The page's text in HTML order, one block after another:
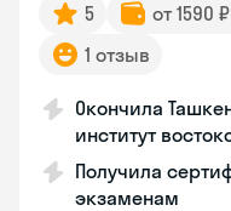
5 от 1590
1 отзыв
Окончила
институт
Получила
экзаменам